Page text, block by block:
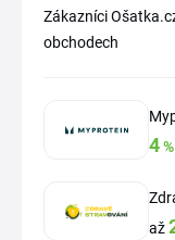
Zákazníci
obchodech
4%
až